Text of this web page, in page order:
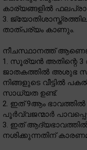
കാര്യങ്ങളിൽ
3.
താത്പര്യം കാണും.
നീചസ്ഥാനത്ത്
1. സൂര്യൻ അതിന്റെ 3
ജാതകത്തിൽ അശുഭ
നിങ്ങളുടെ വീട്ടിൽ
സാധ്യത ഉണ്ട്.
2. ഇത് 9ആം ഭാവത്തിൽ
പൂർവ്വജന്മാർ
3. ഇത്‌
നശിക്കുന്നതിന്